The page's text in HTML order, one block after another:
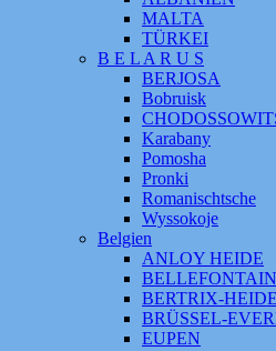
MALTA
TÜRKEI
B E L A R U S
BERJOSA
Bobruisk
Karabany
Pomosha
Pronki
Romanischtsche
Wyssokoje
Belgien
ANLOY HEIDE
BERTRIX-HEIDE
BRÜSSEL-
EUPEN